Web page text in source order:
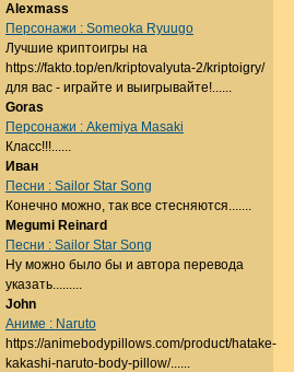
Alexmass
Персонажи : Someoka Ryuugo
Лучшие криптоигры на
https://fakto.top/en/kriptovalyuta-2/kriptoigry/
для вас - играйте и выигрывайте!......
Goras
Персонажи : Akemiya Masaki
Класс!!!......
Иван
Песни : Sailor Star Song
Конечно можно, так все стесняются.......
Megumi Reinard
Песни : Sailor Star Song
Ну можно было бы и автора перевода
указать.........
John
Аниме : Naruto
https://animebodypillows.com/product/hatake-
kakashi-naruto-body-pillow/......